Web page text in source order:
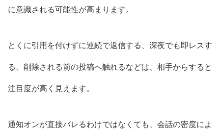
に意識される可能性が高まります。
とくに引用を付けずに連続で返信する、深夜でも即レスす
る、削除される前の投稿へ触れるなどは、相手からすると
注目度が高く見えます。
通知オンが直接バレるわけではなくても、会話の密度によ